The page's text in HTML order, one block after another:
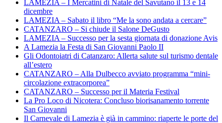
LAMEZIA – I Mercatini di Natale del Savutano il 13 e 14
dicembre
LAMEZIA – Sabato il libro “Me la sono andata a cercare”
CATANZARO – Si chiude il Salone DeGusto
LAMEZIA – Successo per la sesta giornata di donazione Avis
A Lamezia la Festa di San Giovanni Paolo II
Gli Odontoiatri di Catanzaro: Allerta salute sul turismo dentale
all’estero
CATANZARO – Alla Dulbecco avviato programma “mini-
circolazione extracorporea”
CATANZARO – Successo per il Materia Festival
La Pro Loco di Nicotera: Concluso biorisanamento torrente
San Giovanni
Il Carnevale di Lamezia è già in cammino: riaperte le porte del